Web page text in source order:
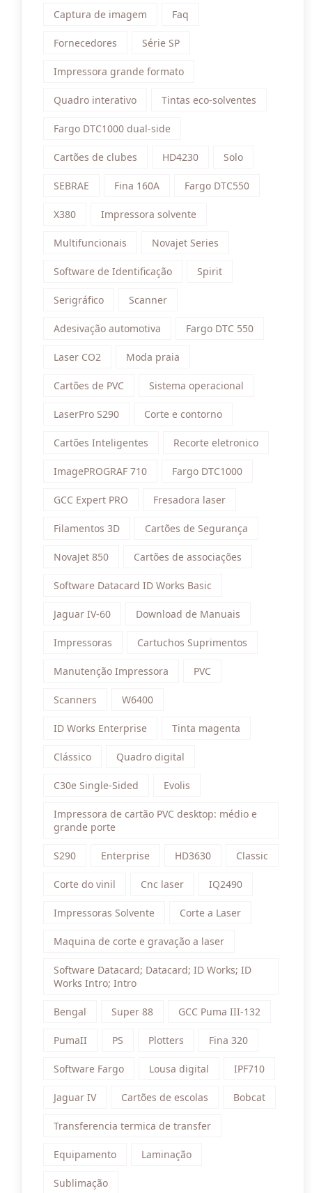
Captura de imagem Faq
Fornecedores Série SP
Impressora grande formato
Quadro interativo Tintas eco-solventes
Fargo DTC1000 dual-side
Cartões de clubes HD4230 Solo
SEBRAE Fina 160A Fargo DTC550
X380 Impressora solvente
Multifuncionais Novajet Series
Software de Identificação Spirit
Serigráfico Scanner
Adesivação automotiva Fargo DTC 550
Laser CO2 Moda praia
Cartões de PVC Sistema operacional
LaserPro S290 Corte e contorno
Cartões Inteligentes Recorte eletronico
ImagePROGRAF 710 Fargo DTC1000
GCC Expert PRO Fresadora laser
Filamentos 3D Cartões de Segurança
NovaJet 850 Cartões de associações
Software Datacard ID Works Basic
Jaguar IV-60 Download de Manuais
Impressoras Cartuchos Suprimentos
Manutenção Impressora PVC
Scanners W6400
ID Works Enterprise Tinta magenta
Clássico Quadro digital
C30e Single-Sided Evolis
Impressora de cartão PVC desktop: médio e
grande porte
S290 Enterprise HD3630 Classic
Corte do vinil Cnc laser IQ2490
Impressoras Solvente Corte a Laser
Maquina de corte e gravação a laser
Software Datacard; Datacard; ID Works; ID
Works Intro; Intro
Bengal Super 88 GCC Puma III-132
PumaII PS Plotters Fina 320
Software Fargo Lousa digital IPF710
Jaguar IV Cartões de escolas Bobcat
Transferencia termica de transfer
Equipamento Laminação
Sublimação